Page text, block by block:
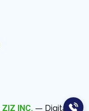
ZIZ INC. — Digital IT